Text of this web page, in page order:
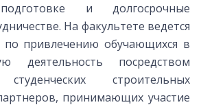
и долгосрочные
На факультете ведется
по привлечению обучающихся в
деятельность посредством
строительных
принимающих участие